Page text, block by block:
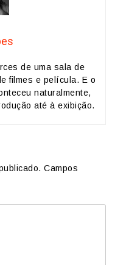
de uma sala de
filmes e película. E o
naturalmente,
até à exibição.
Campos